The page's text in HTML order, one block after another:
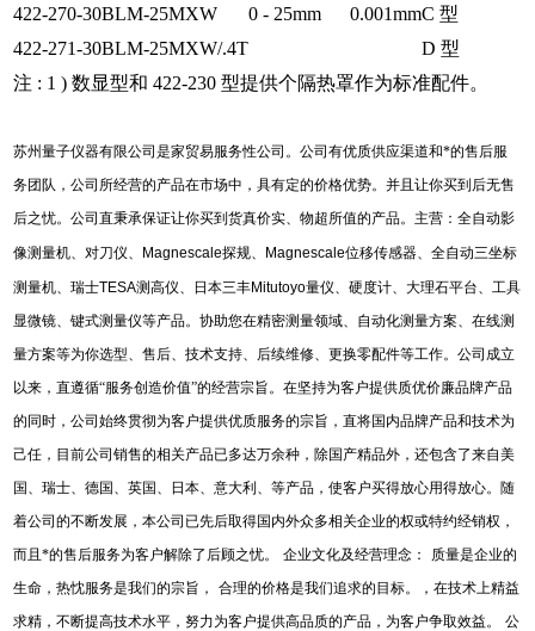
422-270-30BLM-25MXW 0 - 25mm 0.001mmC 型
422-271-30BLM-25MXW/.4T
D 型
注 : 1 ) 数显型和 422-230 型提供个隔热罩作为标准配件。
苏州量子仪器有限公司是家贸易服务性公司。公司有优质供应渠道和*的售后服
务团队，公司所经营的产品在市场中，具有定的价格优势。并且让你买到后无售
后之忧。公司直秉承保证让你买到货真价实、物超所值的产品。主营：全自动影
像测量机、对刀仪、 Magnescale探规、 Magnescale位移传感器、全自动三坐标
测量机、瑞士TESA测高仪、日本三丰Mitutoyo量仪、硬度计、大理石平台、工具
显微镜、键式测量仪等产品。协助您在精密测量领域、自动化测量方案、在线测
量方案等为你选型、售后、技术支持、后续维修、更换零配件等工作。公司成立
以来，直遵循“服务创造价值”的经营宗旨。在坚持为客户提供质优价廉品牌产品
的同时，公司始终贯彻为客户提供优质服务的宗旨，直将国内品牌产品和技术为
己任，目前公司销售的相关产品已多达万余种，除国产精品外，还包含了来自美
国、瑞士、德国、英国、日本、意大利、等产品，使客户买得放心用得放心。随
着公司的不断发展，本公司已先后取得国内外众多相关企业的权或特约经销权，
而且*的售后服务为客户解除了后顾之忧。
企业文化及经营理念：
质量是企业的
生命，热忱服务是我们的宗旨，
合理的价格是我们追求的目标。，在技术上精益
求精，不断提高技术水平，努力为客户提供高品质的产品，为客户争取效益。
公